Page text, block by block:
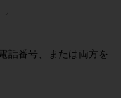
話番号、または両方を